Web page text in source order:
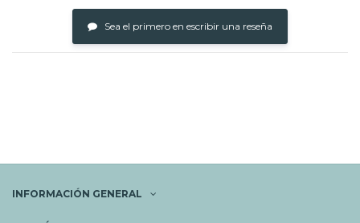
Sea el primero en escribir una reseña
INFORMACIÓN GENERAL